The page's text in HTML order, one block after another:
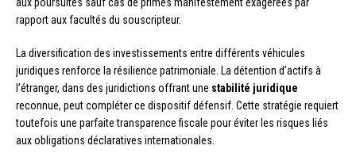
aux poursuites sauf cas de primes manifestement exagérées par
rapport aux facultés du souscripteur.
La diversification des investissements entre différents véhicules
juridiques renforce la résilience patrimoniale. La détention d’actifs à
l’étranger, dans des juridictions offrant une stabilité juridique
reconnue, peut compléter ce dispositif défensif. Cette stratégie requiert
toutefois une parfaite transparence fiscale pour éviter les risques liés
aux obligations déclaratives internationales.